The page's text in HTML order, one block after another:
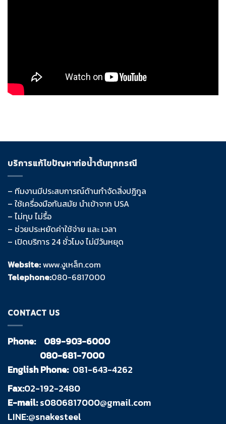
บริการแก้ไขปัญหาท่อน้ำตันทุกกรณี
– ทีมงานมีประสบการณ์ด้านกำจัดสิ่งปฎิกูล
– ใช้เครื่องมือทันสมัย นำเข้าจาก USA
– ไม่ทุบ ไม่รื้อ
– ช่วยประหยัดค่าใช้จ่าย และ เวลา
– เปิดบริการ 24 ชั่วโมง ไม่มีวันหยุด
Website:www.งูเหล็ก.com
Telephone:080-6817000
CONTACT US
Phone: 089-903-6000
080-681-7000
English Phone: 081-643-4262
Fax:02-192-2480
E-mail:s0806817000@gmail.com
LINE:@snakesteel